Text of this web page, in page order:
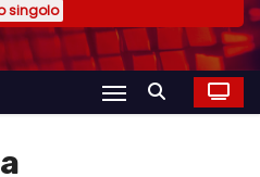
singolo